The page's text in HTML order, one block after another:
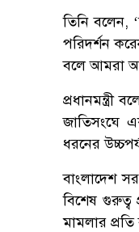
তিনি বলেন,
পরিদর্শন
বলে আমরা
প্রধানমন্ত্রী
জাতিসংঘে
ধরনের
বাংলাদেশ
বিশেষ গুরুত্ব
মামলার